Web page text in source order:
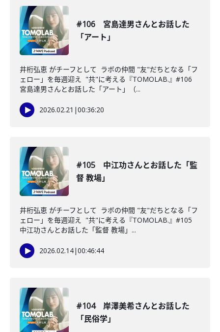
#106 宮島達男さんとお話した
「アート」
井桁弘恵 がチーフとして ラボの仲間 "友"だちとなる「フ
ェロー」を毎週迎え "共"に考える『TOMOLAB.』#106
宮島達男さんとお話した「アート」（...
2026.02.21 |00:36:20
#105 中江功さんとお話した「監
督 教場」
井桁弘恵 がチーフとして ラボの仲間 "友"だちとなる「フ
ェロー」を毎週迎え "共"に考える『TOMOLAB.』#105
中江功さんとお話した「監督 教場」...
2026.02.14|00:46:44
#104 岸澤美希さんとお話した
「民俗学」